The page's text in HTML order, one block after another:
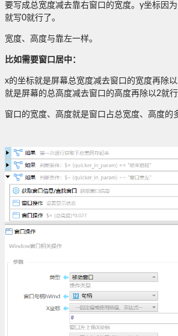
要写成总宽度减去靠右窗口的宽度。y坐标因
就写0就行了。
宽度、高度与靠左一样。
比如需要窗口居中：
x的坐标就是屏幕总宽度减去窗口的宽度再除
就是屏幕的总高度减去窗口的高度再除以2就行
窗口的宽度、高度就是窗口占总宽度、高度的